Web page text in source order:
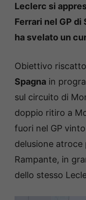
Leclerc si
Ferrari nel GP di
ha svelato un
Obiettivo
Spagna in
sul circuito di
doppio ritiro a
fuori nel GP
delusione atroce
Rampante, in
dello stesso